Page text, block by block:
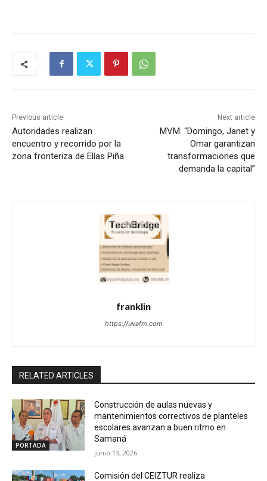
Previous article
Autoridades realizan
encuentro y recorrido por la
zona fronteriza de Elías Piña
Next article
MVM: “Domingo, Janet y
Omar garantizan
transformaciones que
demanda la capital”
franklin
https://uvafm.com
RELATED ARTICLES
PORTADA
Construcción de aulas nuevas y
mantenimientos correctivos de planteles
escolares avanzan a buen ritmo en
Samaná
junio 13, 2026
Comisión del CEIZTUR realiza